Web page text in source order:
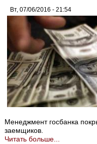
Вт, 07/06/2016 - 21:54
Менеджмент госбанка
заемщиков.
Читать больше...